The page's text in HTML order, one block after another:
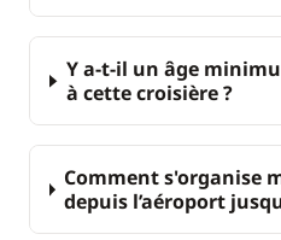
Y a-t-il un âge
à cette croisière ?
Comment s'organise
depuis l’aéroport